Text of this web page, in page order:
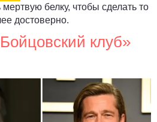
белку, чтобы сделать то
достоверно.
клуб»